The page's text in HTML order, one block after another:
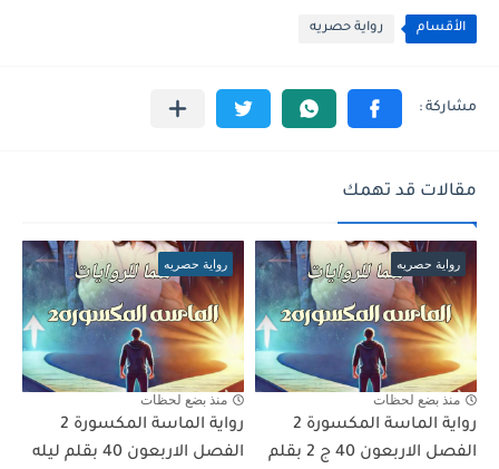
الأقسام رواية حصريه
مقالات قد تهمك
رواية حصريه
منذ بضع لحظات
رواية الماسة المكسورة 2
الفصل الاربعون 40 ج 2 بقلم
رواية حصريه
منذ بضع لحظات
رواية الماسة المكسورة 2
الفصل الاربعون 40 بقلم ليله